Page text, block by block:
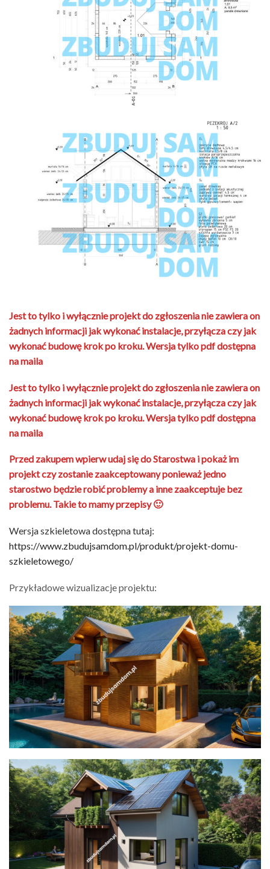
Jest to tylko i wyłącznie projekt do zgłoszenia nie zawiera on
żadnych informacji jak wykonać instalacje, przyłącza czy jak
wykonać budowę krok po kroku. Wersja tylko pdf dostępna
na maila
Jest to tylko i wyłącznie projekt do zgłoszenia nie zawiera on
żadnych informacji jak wykonać instalacje, przyłącza czy jak
wykonać budowę krok po kroku. Wersja tylko pdf dostępna
na maila
Przed zakupem wpierw udaj się do Starostwa i pokaż im
projekt czy zostanie zaakceptowany ponieważ jedno
starostwo będzie robić problemy a inne zaakceptuje bez
problemu. Takie to mamy przepisy 🙂
Wersja szkieletowa dostępna tutaj:
https://www.zbudujsamdom.pl/produkt/projekt-domu-
szkieletowego/
Przykładowe wizualizacje projektu: